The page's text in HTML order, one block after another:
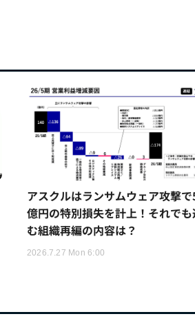
アスクルはランサムウェア攻撃
億円の特別損失を計上！それでも
む組織再編の内容は？
2026.7.27 Mon 6:00